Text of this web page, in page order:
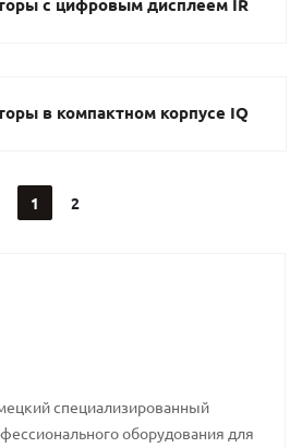
с цифровым дисплеем IR
в компактном корпусе IQ
1 2
специализированный
оборудования для